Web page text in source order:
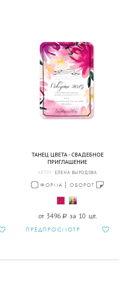
ТАНЕЦ ЦВЕТА - СВАДЕБНОЕ
ПРИГЛАШЕНИЕ
АВТОР: ЕЛЕНА ВЫРОДОВА
ФОРМА ОБОРОТ
от 3496 a за 10 шт.
ПРЕДПРОСМОТР